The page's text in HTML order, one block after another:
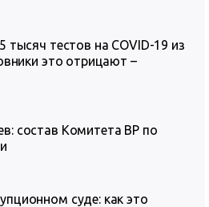
тестов на COVID-19 из
это отрицают –
состав Комитета ВР по
суде: как это